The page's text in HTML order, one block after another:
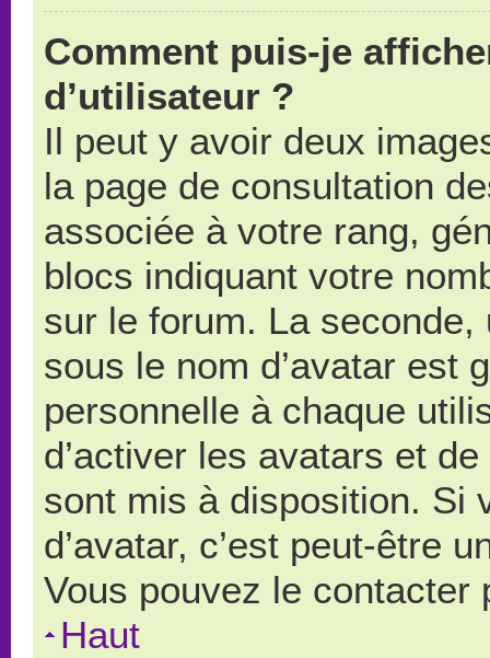
Comment puis-je
d’utilisateur ?
Il peut y avoir deux
la page de consultation
associée à votre rang,
blocs indiquant votre
sur le forum. La
sous le nom d’avatar est
personnelle à chaque
d’activer les avatars et
sont mis à disposition. Si
d’avatar, c’est peut-être
Vous pouvez le contacter
Haut